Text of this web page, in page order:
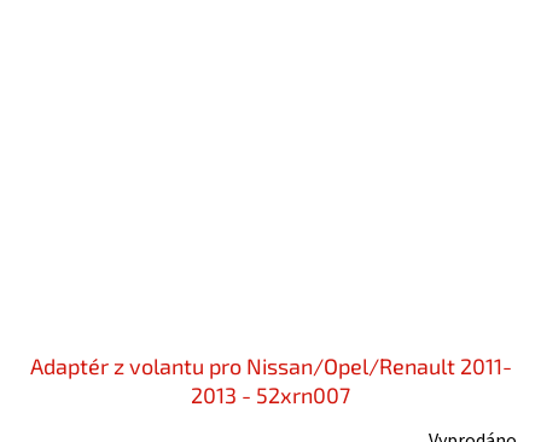
Adaptér z volantu pro Nissan/Opel/Renault 2011-
2013 - 52xrn007